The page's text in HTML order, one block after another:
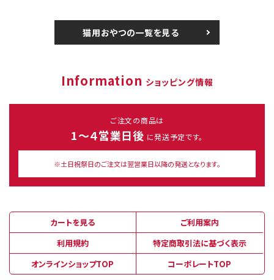
猫用おやつの一覧を見る
Information ショッピング情報
ご注文の商品は
1～４営業日後 に発送予定です。
※土日祝祭日のご注文は翌営業日以降の発送となります。
カートを見る
ご利用案内
利用規約
特定商取引法に基づく表示
オンラインショップTOP
コーポレートTOP